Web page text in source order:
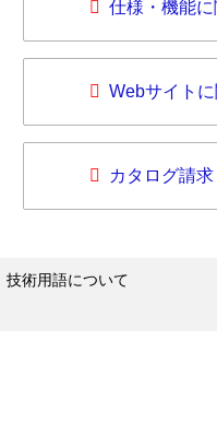
仕様・機能
Webサイト
カタログ請求
技術用語について